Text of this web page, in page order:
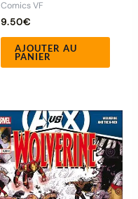
Comics VF
9.50€
AJOUTER AU
PANIER